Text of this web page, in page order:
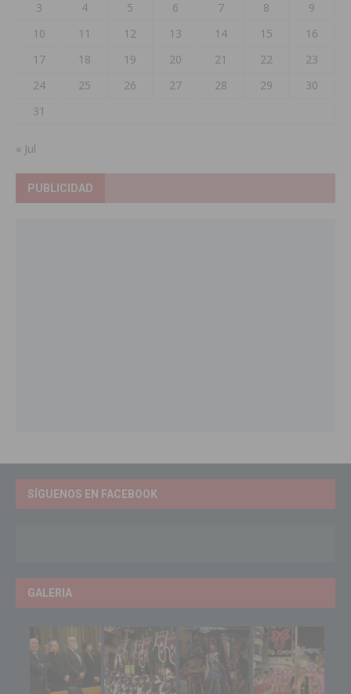
3 4 5 6 7 8
9
10
11 12 13 14 15
16
17
18 19 20 21 22
23
24
25 26 27 28 29
30
31
« Jul
PUBLICIDAD
SÍGUENOS EN FACEBOOK
GALERIA